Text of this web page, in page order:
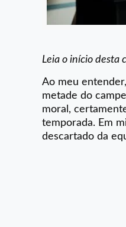
Leia o início desta
Ao meu
metade do
moral,
temporada. Em
descartado da